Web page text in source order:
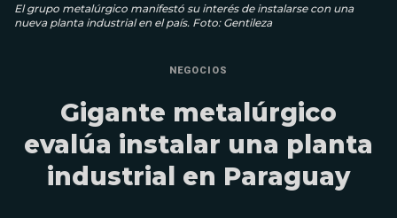
El grupo metalúrgico manifestó su interés de instalarse con una
nueva planta industrial en el país. Foto: Gentileza
NEGOCIOS
Gigante metalúrgico
evalúa instalar una planta
industrial en Paraguay